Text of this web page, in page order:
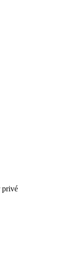
privé